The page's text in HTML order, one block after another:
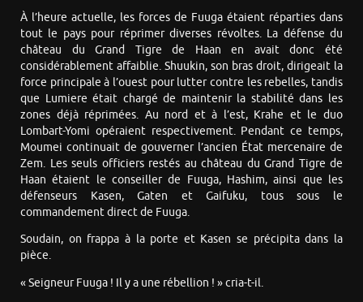
À l’heure actuelle, les forces de Fuuga étaient réparties dans
tout le pays pour réprimer diverses révoltes. La défense du
château du Grand Tigre de Haan en avait donc été
considérablement affaiblie. Shuukin, son bras droit, dirigeait la
force principale à l’ouest pour lutter contre les rebelles, tandis
que Lumiere était chargé de maintenir la stabilité dans les
zones déjà réprimées. Au nord et à l’est, Krahe et le duo
Lombart-Yomi opéraient respectivement. Pendant ce temps,
Moumei continuait de gouverner l’ancien État mercenaire de
Zem. Les seuls officiers restés au château du Grand Tigre de
Haan étaient le conseiller de Fuuga, Hashim, ainsi que les
défenseurs Kasen, Gaten et Gaifuku, tous sous le
commandement direct de Fuuga.
Soudain, on frappa à la porte et Kasen se précipita dans la
pièce.
« Seigneur Fuuga ! Il y a une rébellion ! » cria-t-il.